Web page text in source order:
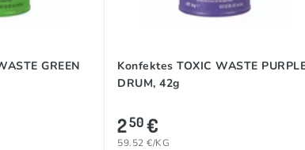
GREEN
Konfektes TOXIC WASTE
DRUM, 42g
250€
59.52 €/KG